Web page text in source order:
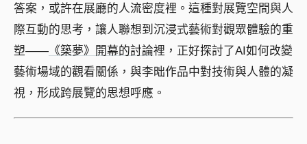
答案，或許在展廳的人流密度裡。這種對展覽空間與人
際互動的思考，讓人聯想到沉浸式藝術對觀眾體驗的重
塑—— 《築夢》開幕的討論裡，正好探討了AI如何改變
藝術場域的觀看關係，與李昢作品中對技術與人體的凝
視，形成跨展覽的思想呼應。